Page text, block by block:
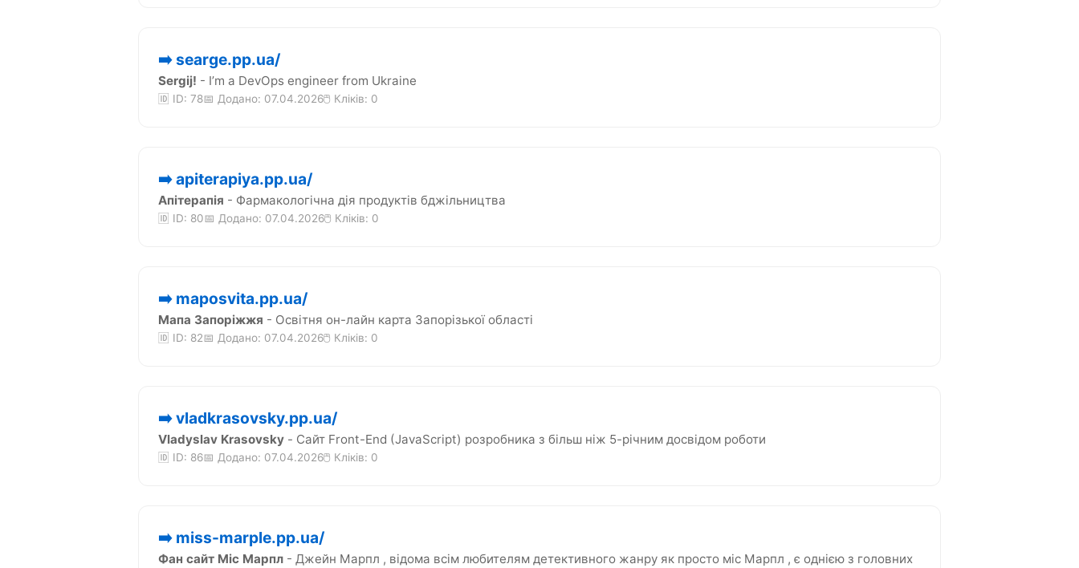
➡️ searge.pp.ua/
Sergij! - I’m a DevOps engineer from Ukraine
🆔 ID: 78📅 Додано: 07.04.2026🖱️ Кліків: 0
➡️ apiterapiya.pp.ua/
Апітерапія - Фармакологічна дія продуктів бджільництва
🆔 ID: 80📅 Додано: 07.04.2026🖱️ Кліків: 0
➡️ maposvita.pp.ua/
Мапа Запоріжжя - Освітня он-лайн карта Запорізької області
🆔 ID: 82📅 Додано: 07.04.2026🖱️ Кліків: 0
➡️ vladkrasovsky.pp.ua/
Vladyslav Krasovsky - Сайт Front-End (JavaScript) розробника з більш ніж 5-річним досвідом роботи
🆔 ID: 86📅 Додано: 07.04.2026🖱️ Кліків: 0
➡️ miss-marple.pp.ua/
Фан сайт Міс Марпл - Джейн Марпл , відома всім любителям детективного жанру як просто міс Марпл , є однією з головних